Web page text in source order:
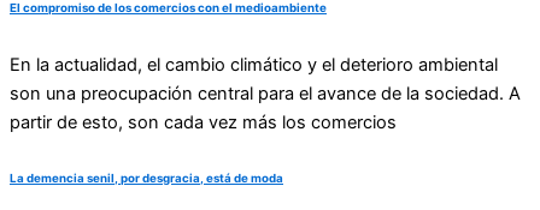
El compromiso de los comercios con el medioambiente
En la actualidad, el cambio climático y el deterioro ambiental
son una preocupación central para el avance de la sociedad. A
partir de esto, son cada vez más los comercios
La demencia senil, por desgracia, está de moda